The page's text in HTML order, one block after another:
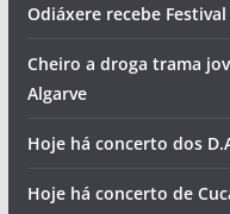
Odiáxere recebe
Cheiro a droga trama
Algarve
Hoje há concerto dos
Hoje há concerto de